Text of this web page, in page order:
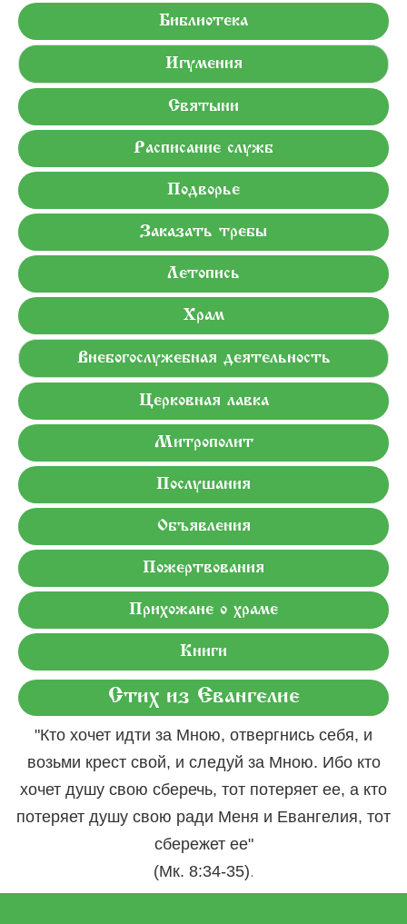
Библиотека
Игумения
Святыни
Расписание служб
Подворье
Заказать требы
Летопись
Храм
Внебогослужебная деятельность
Церковная лавка
Митрополит
Послушания
Объявления
Пожертвования
Прихожане о храме
Книги
Стих из Евангелие
"Кто хочет идти за Мною, отвергнись себя, и
возьми крест свой, и следуй за Мною. Ибо кто
хочет душу свою сберечь, тот потеряет ее, а кто
потеряет душу свою ради Меня и Евангелия, тот
сбережет ее"
(Мк. 8:34-35).